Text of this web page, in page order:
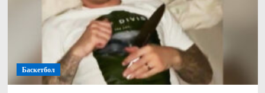
Баскетбол